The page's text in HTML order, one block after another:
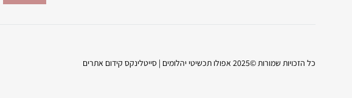
o
g
כל הזכויות שמורות ©2025 אפולו תכשיטי יהלומים | סייטלינקס קידום אתרים